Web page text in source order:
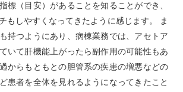
標（目安）があることを知ることができ、
もしやすくなってきたように感じます。 ま
持つようにあり、病棟業務では、アセトア
いて肝機能上がったら副作用の可能性もあ
からもともとの胆管系の疾患の増悪などの
患者を全体を見れるようになってきたこと